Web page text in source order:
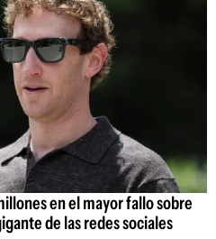
en el mayor fallo sobre
de las redes sociales